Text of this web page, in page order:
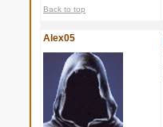
Back to top
Alex05